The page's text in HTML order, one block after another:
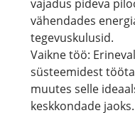
vajadus pideva
vähendades
tegevuskulusid.
Vaikne töö:
süsteemidest
muutes selle
keskkondade jaoks.